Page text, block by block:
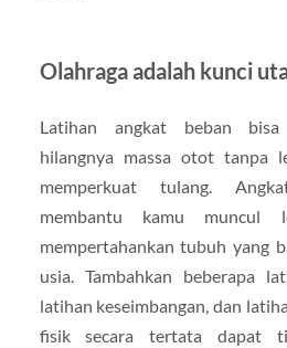
Olahraga adalah kunci
Latihan angkat beban bisa
hilangnya massa otot tanpa
memperkuat tulang.
membantu kamu muncul
mempertahankan tubuh yang
usia. Tambahkan beberapa
latihan keseimbangan, dan
fisik secara tertata dapat